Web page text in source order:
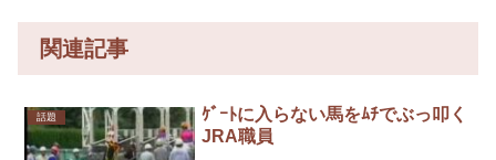
関連記事
話題
ｹﾞｰﾄに入らない馬をﾑﾁでぶっ叩く
JRA職員